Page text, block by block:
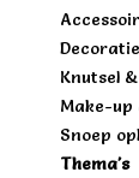
Decoratie
Knutsel
Make-up
Snoep
Thema's